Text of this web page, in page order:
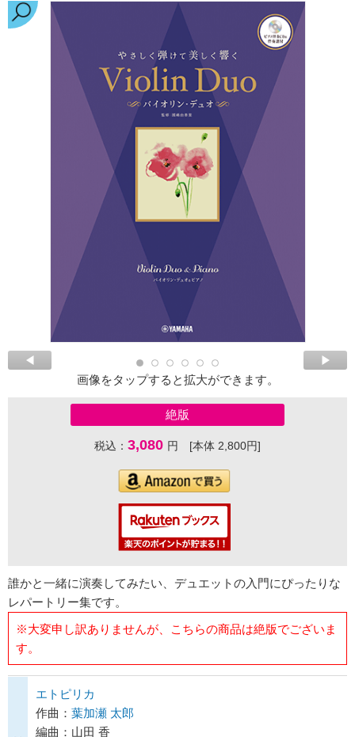
画像をタップすると拡大ができます。
絶版
税込： 3,080 円 [本体 2,800円]
誰かと一緒に演奏してみたい、デュエットの入門にぴったりな
レパートリー集です。
※大変申し訳ありませんが、こちらの商品は絶版でございま
す。
エトピリカ
作曲： 葉加瀬 太郎
編曲：山田 香